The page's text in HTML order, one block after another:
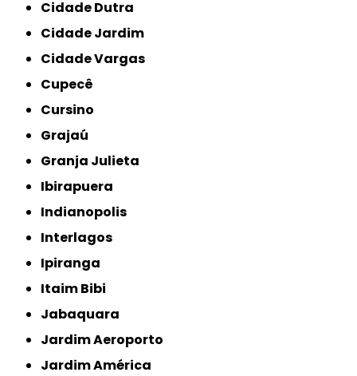
Cidade Dutra
Cidade Jardim
Cidade Vargas
Cupecê
Cursino
Grajaú
Granja Julieta
Ibirapuera
Indianopolis
Interlagos
Ipiranga
Itaim Bibi
Jabaquara
Jardim Aeroporto
Jardim América